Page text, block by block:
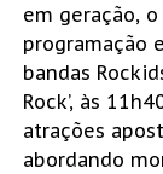
em geração,
programação
bandas
Rock’, às
atrações
abordando